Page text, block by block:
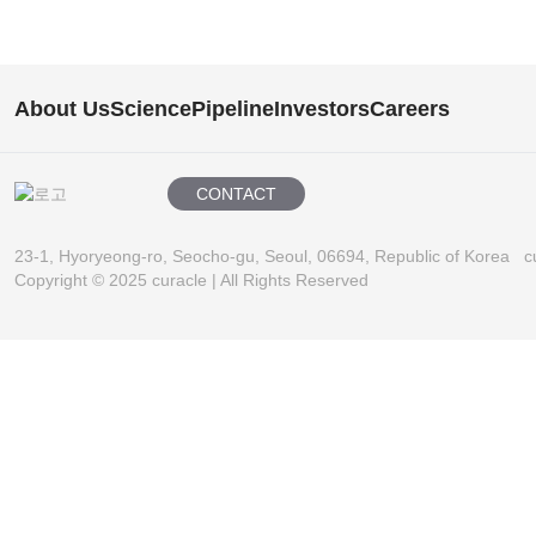
About UsSciencePipelineInvestorsCareers
CONTACT
23-1, Hyoryeong-ro, Seocho-gu, Seoul, 06694, Republic of Korea
Copyright © 2025 curacle | All Rights Reserved